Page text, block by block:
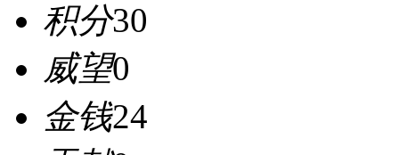
积分30
威望0
金钱24